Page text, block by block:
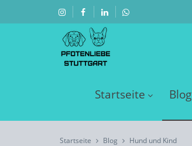
Startseite Blog
Startseite Blog Hund und Kind